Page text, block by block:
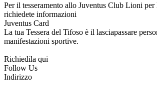
Per il tesseramento allo Juventus Club Lioni per
richiedete informazioni
Juventus Card
La tua Tessera del Tifoso è il lasciapassare
manifestazioni sportive.
Richiedila qui
Follow Us
Indirizzo